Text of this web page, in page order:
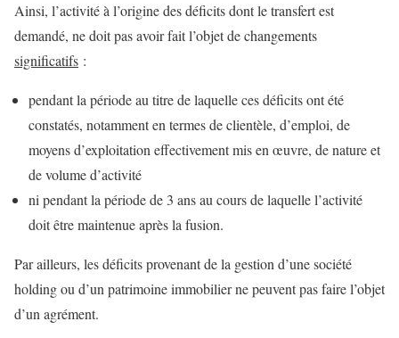
Ainsi, l’activité à l’origine des déficits dont le transfert est
demandé, ne doit pas avoir fait l’objet de changements
significatifs :
pendant la période au titre de laquelle ces déficits ont été
constatés, notamment en termes de clientèle, d’emploi, de
moyens d’exploitation effectivement mis en œuvre, de nature et
de volume d’activité
ni pendant la période de 3 ans au cours de laquelle l’activité
doit être maintenue après la fusion.
Par ailleurs, les déficits provenant de la gestion d’une société
holding ou d’un patrimoine immobilier ne peuvent pas faire l’objet
d’un agrément.